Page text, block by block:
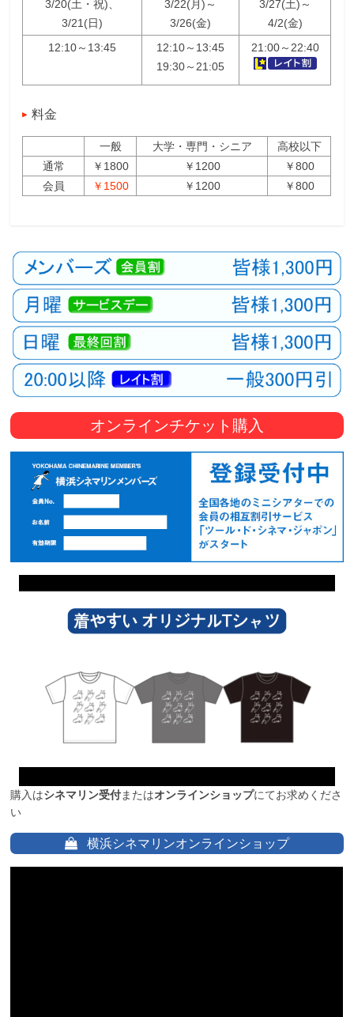
3/20(土・祝)、
3/21(日)
3/22(月)～
3/26(金)
3/27(土)～
4/2(金)
12:10～13:45
12:10～13:45
19:30～21:05
21:00～22:40
料金
一般 大学・専門・シニア
高校以下
通常
￥1800 ￥1200
￥800
会員
￥1500 ￥1200 ￥800
オンラインチケット購入
購入はシネマリン受付またはオンラインショップにてお求めくださ
い
横浜シネマリンオンラインショップ